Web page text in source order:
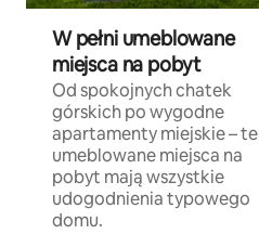
W pełni umeblowane
miejsca na pobyt
Od spokojnych chatek
górskich po wygodne
apartamenty miejskie – te
umeblowane miejsca na
pobyt mają wszystkie
udogodnienia typowego
domu.